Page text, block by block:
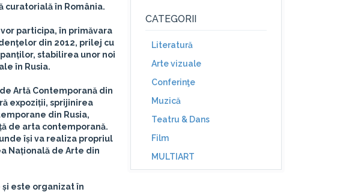
curatorială în România.
participa, în primăvara
din 2012, prilej cu
stabilirea unor noi
în Rusia.
Artă Contemporană din
expoziții, sprijinirea
din Rusia,
de arta contemporană.
își va realiza propriul
Națională de Arte din
este organizat în
CATEGORII
Literatură
Arte vizuale
Conferinţe
Muzică
Teatru & Dans
Film
MULTIART